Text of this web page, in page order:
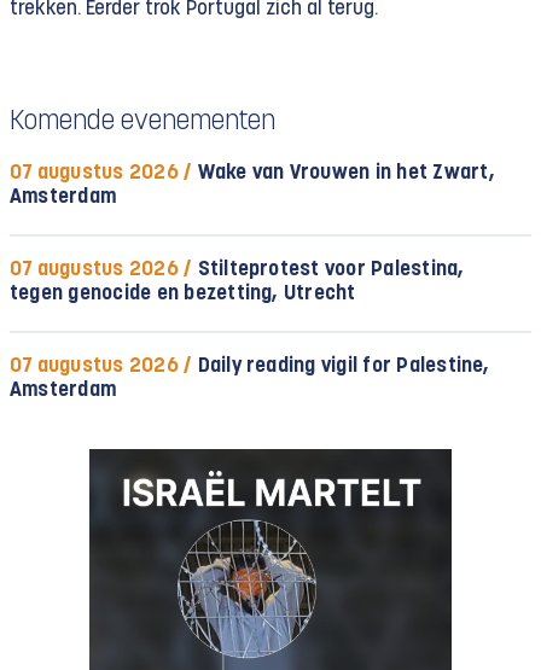
trekken. Eerder trok Portugal zich al terug.
Komende evenementen
07 augustus 2026 / Wake van Vrouwen in het Zwart,
Amsterdam
07 augustus 2026 / Stilteprotest voor Palestina,
tegen genocide en bezetting, Utrecht
07 augustus 2026 / Daily reading vigil for Palestine,
Amsterdam